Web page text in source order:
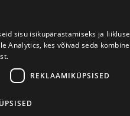
50091
sisu isikupärastamiseks ja
Analytics, kes võivad seda
REKLAAMIKÜPSISED